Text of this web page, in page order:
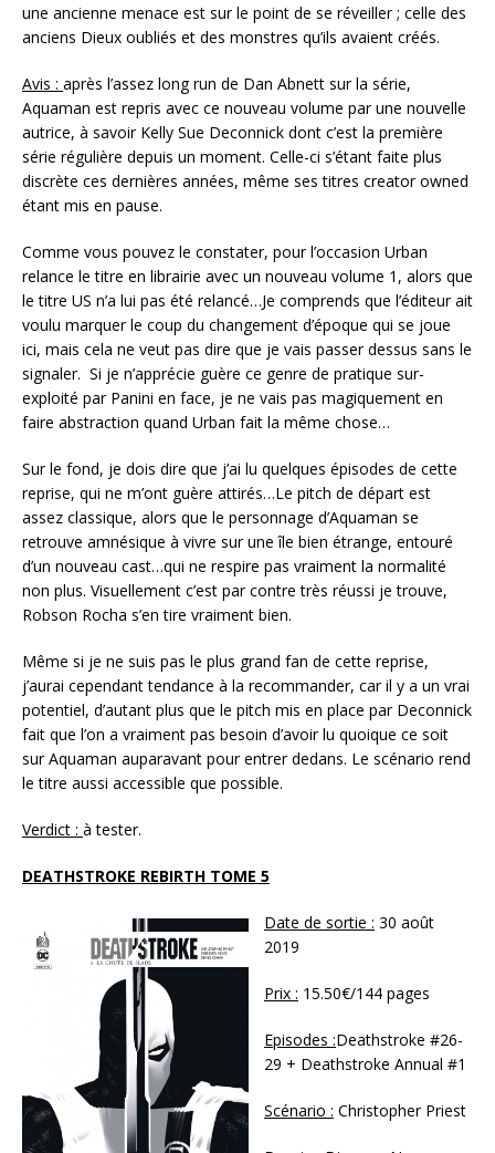
une ancienne menace est sur le point de se réveiller ; celle des
anciens Dieux oubliés et des monstres qu’ils avaient créés.
Avis : après l’assez long run de Dan Abnett sur la série,
Aquaman est repris avec ce nouveau volume par une nouvelle
autrice, à savoir Kelly Sue Deconnick dont c’est la première
série régulière depuis un moment. Celle-ci s’étant faite plus
discrète ces dernières années, même ses titres creator owned
étant mis en pause.
Comme vous pouvez le constater, pour l’occasion Urban
relance le titre en librairie avec un nouveau volume 1, alors que
le titre US n’a lui pas été relancé…Je comprends que l’éditeur ait
voulu marquer le coup du changement d’époque qui se joue
ici, mais cela ne veut pas dire que je vais passer dessus sans le
signaler. Si je n’apprécie guère ce genre de pratique sur-
exploité par Panini en face, je ne vais pas magiquement en
faire abstraction quand Urban fait la même chose…
Sur le fond, je dois dire que j’ai lu quelques épisodes de cette
reprise, qui ne m’ont guère attirés…Le pitch de départ est
assez classique, alors que le personnage d’Aquaman se
retrouve amnésique à vivre sur une île bien étrange, entouré
d’un nouveau cast…qui ne respire pas vraiment la normalité
non plus. Visuellement c’est par contre très réussi je trouve,
Robson Rocha s’en tire vraiment bien.
Même si je ne suis pas le plus grand fan de cette reprise,
j’aurai cependant tendance à la recommander, car il y a un vrai
potentiel, d’autant plus que le pitch mis en place par Deconnick
fait que l’on a vraiment pas besoin d’avoir lu quoique ce soit
sur Aquaman auparavant pour entrer dedans. Le scénario rend
le titre aussi accessible que possible.
Verdict : à tester.
DEATHSTROKE REBIRTH TOME 5
Date de sortie : 30 août
2019
Prix : 15.50€/144 pages
Episodes :Deathstroke #26-
29 + Deathstroke Annual #1
Scénario : Christopher Priest